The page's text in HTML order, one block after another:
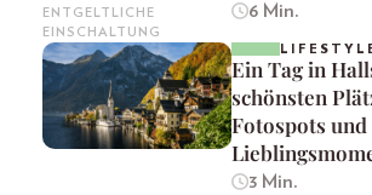
ENTGELTLICHE
EINSCHALTUNG
6 Min.
Ein Tag in
schönsten
Fotospots und
3 Min.